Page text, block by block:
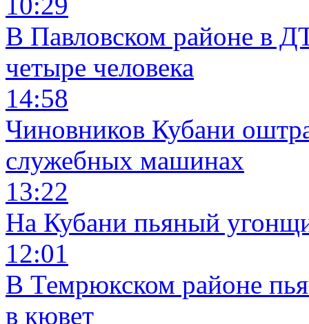
В Павловском районе в
четыре человека
14:58
Чиновников Кубани
служебных машинах
13:22
На Кубани пьяный
12:01
В Темрюкском районе
в кювет